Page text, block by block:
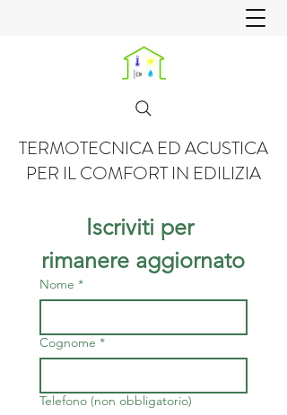
TERMOTECNICA ED ACUSTICA
PER IL COMFORT IN EDILIZIA
Iscriviti per
rimanere aggiornato
Nome *
Cognome *
Telefono (non obbligatorio)